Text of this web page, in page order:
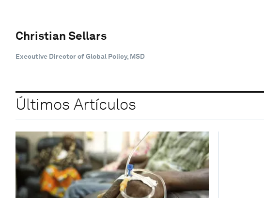
Christian Sellars
Executive Director of Global Policy, MSD
Últimos Artículos